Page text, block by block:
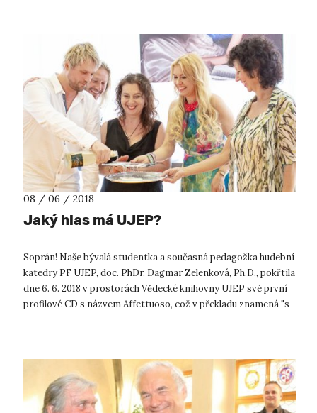
08 / 06 / 2018
Jaký hlas má UJEP?
Soprán! Naše bývalá studentka a současná pedagožka hudební
katedry PF UJEP, doc. PhDr. Dagmar Zelenková, Ph.D., pokřtila
dne 6. 6. 2018 v prostorách Vědecké knihovny UJEP své první
profilové CD s názvem Affettuoso, což v překladu znamená "s